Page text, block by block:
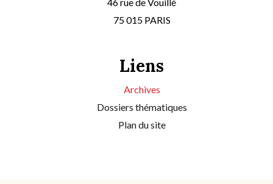
75 015 PARIS
Liens
Archives
Dossiers thématiques
Plan du site